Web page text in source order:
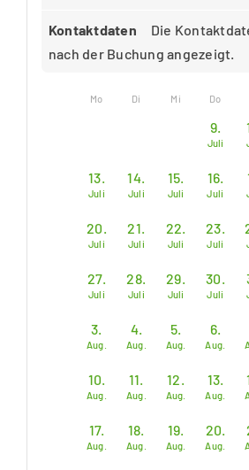
Kontaktdaten
Die
nach der Buchung angezeigt.
Mo Di Mi Do
9.
Juli
13.
Juli
14.
Juli
15.
Juli
16.
Juli
20.
Juli
21.
Juli
22.
Juli
23.
Juli
27.
Juli
28.
Juli
29.
Juli
30.
Juli
3.
Aug.
4.
Aug.
5.
Aug.
6.
Aug.
10.
Aug.
11.
Aug.
12.
Aug.
13.
Aug.
17.
Aug.
18.
Aug.
19.
Aug.
20.
Aug.